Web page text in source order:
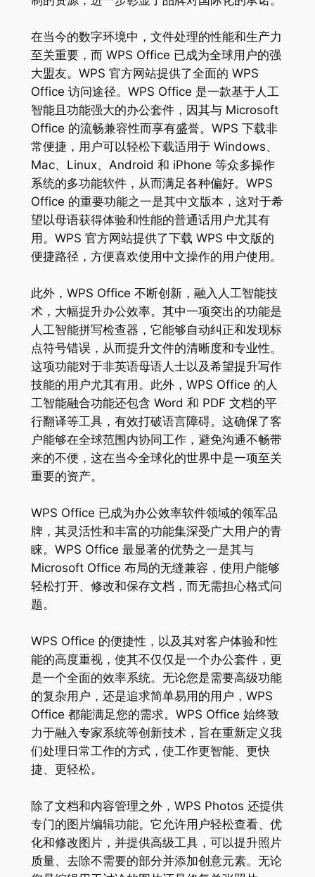
在当今的数字环境中，文件处理的性能和生产力
至关重要，而 WPS Office 已成为全球用户的强
大盟友。WPS 官方网站提供了全面的 WPS
Office 访问途径。WPS Office 是一款基于人工
智能且功能强大的办公套件，因其与 Microsoft
Office 的流畅兼容性而享有盛誉。WPS 下载非
常便捷，用户可以轻松下载适用于 Windows、
Mac、Linux、Android 和 iPhone 等众多操作
系统的多功能软件，从而满足各种偏好。WPS
Office 的重要功能之一是其中文版本，这对于希
望以母语获得体验和性能的普通话用户尤其有
用。WPS 官方网站提供了下载 WPS 中文版的
便捷路径，方便喜欢使用中文操作的用户使用。
此外，WPS Office 不断创新，融入人工智能技
术，大幅提升办公效率。其中一项突出的功能是
人工智能拼写检查器，它能够自动纠正和发现标
点符号错误，从而提升文件的清晰度和专业性。
这项功能对于非英语母语人士以及希望提升写作
技能的用户尤其有用。此外，WPS Office 的人
工智能融合功能还包含 Word 和 PDF 文档的平
行翻译等工具，有效打破语言障碍。这确保了客
户能够在全球范围内协同工作，避免沟通不畅带
来的不便，这在当今全球化的世界中是一项至关
重要的资产。
WPS Office 已成为办公效率软件领域的领军品
牌，其灵活性和丰富的功能集深受广大用户的青
睐。WPS Office 最显著的优势之一是其与
Microsoft Office 布局的无缝兼容，使用户能够
轻松打开、修改和保存文档，而无需担心格式问
题。
WPS Office 的便捷性，以及其对客户体验和性
能的高度重视，使其不仅仅是一个办公套件，更
是一个全面的效率系统。无论您是需要高级功能
的复杂用户，还是追求简单易用的用户，WPS
Office 都能满足您的需求。WPS Office 始终致
力于融入专家系统等创新技术，旨在重新定义我
们处理日常工作的方式，使工作更智能、更快
捷、更轻松。
除了文档和内容管理之外，WPS Photos 还提供
专门的图片编辑功能。它允许用户轻松查看、优
化和修改图片，并提供高级工具，可以提升照片
质量、去除不需要的部分并添加创意元素。无论